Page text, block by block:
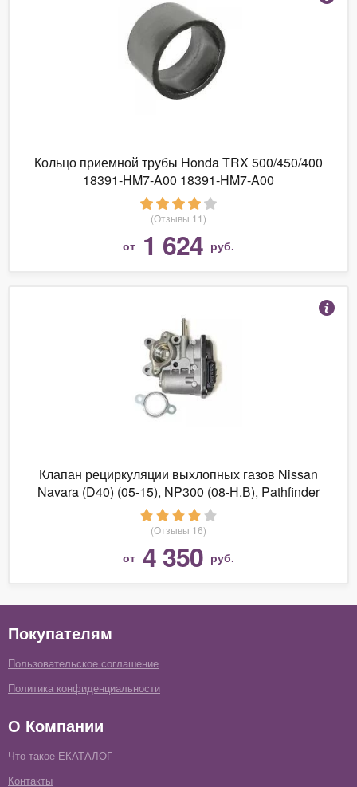
Кольцо приемной трубы Honda TRX 500/450/400
18391-HM7-A00 18391-HM7-A00
(Отзывы 11)
от 1 624 руб.
Клапан рециркуляции выхлопных газов Nissan
Navara (D40) (05-15), NP300 (08-Н.В), Pathfinder
(R51M) (04-13) 14710-EC00D /
(Отзывы 16)
от 4 350 руб.
Покупателям
Пользовательское соглашение
Политика конфиденциальности
О Компании
Что такое ЕКАТАЛОГ
Контакты